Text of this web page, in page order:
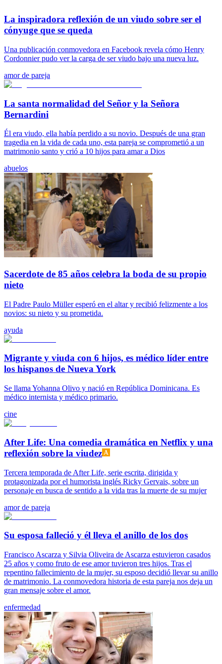
La inspiradora reflexión de un viudo sobre ser el
cónyuge que se queda
Una publicación conmovedora en Facebook revela cómo Henry
Cordonnier pudo ver la carga de ser viudo bajo una nueva luz.
amor de pareja
La santa normalidad del Señor y la Señora
Bernardini
Él era viudo, ella había perdido a su novio. Después de una gran
tragedia en la vida de cada uno, esta pareja se comprometió a un
matrimonio santo y crió a 10 hijos para amar a Dios
abuelos
Sacerdote de 85 años celebra la boda de su propio
nieto
El Padre Paulo Müller esperó en el altar y recibió felizmente a los
novios: su nieto y su prometida.
ayuda
Migrante y viuda con 6 hijos, es médico líder entre
los hispanos de Nueva York
Se llama Yohanna Olivo y nació en República Dominicana. Es
médico internista y médico primario.
cine
After Life: Una comedia dramática en Netflix y una
reflexión sobre la viudez
Tercera temporada de After Life, serie escrita, dirigida y
protagonizada por el humorista inglés Ricky Gervais, sobre un
personaje en busca de sentido a la vida tras la muerte de su mujer
amor de pareja
Su esposa falleció y él lleva el anillo de los dos
Francisco Ascarza y Silvia Oliveira de Ascarza estuvieron casados
25 años y como fruto de ese amor tuvieron tres hijos. Tras el
repentino fallecimiento de la mujer, su esposo decidió llevar su anillo
de matrimonio. La conmovedora historia de esta pareja nos deja un
gran mensaje sobre el amor.
enfermedad